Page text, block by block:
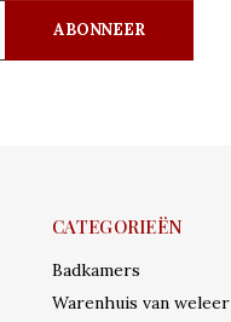
ABONNEER
CATEGORIEËN
Badkamers
Warenhuis van weleer